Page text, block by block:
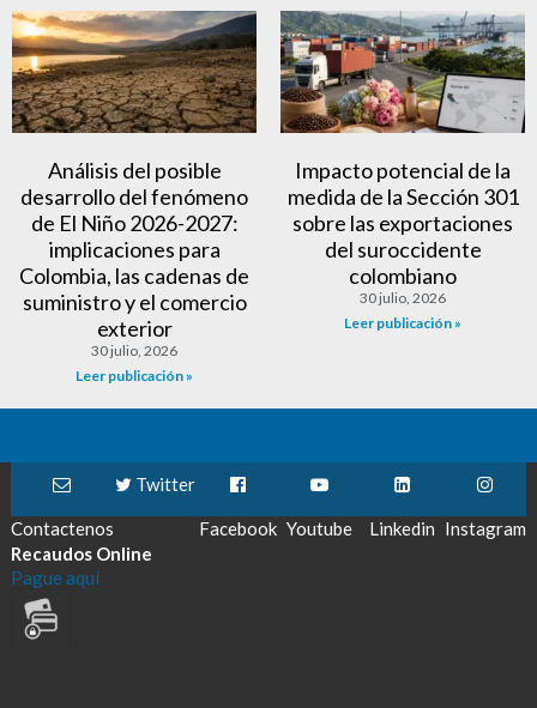
Análisis del posible
desarrollo del fenómeno
de El Niño 2026-2027:
implicaciones para
Colombia, las cadenas de
suministro y el comercio
exterior
30 julio, 2026
Leer publicación »
Impacto potencial de la
medida de la Sección 301
sobre las exportaciones
del suroccidente
colombiano
30 julio, 2026
Leer publicación »
Contactenos
Twitter
Facebook Youtube Linkedin Instagram
Recaudos Online
Pague aquí